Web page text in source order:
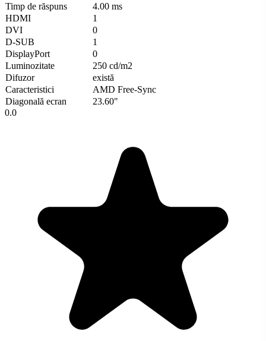
Timp de răspuns
4.00 ms
HDMI
1
DVI
0
D-SUB
1
DisplayPort
0
Luminozitate
250 cd/m2
Difuzor
există
Caracteristici
AMD Free-Sync
Diagonală ecran
23.60"
0.0